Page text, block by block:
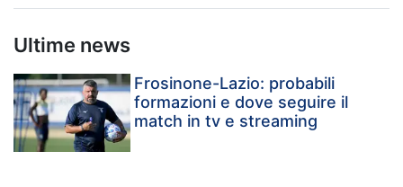
Ultime news
Frosinone-Lazio: probabili
formazioni e dove seguire il
match in tv e streaming